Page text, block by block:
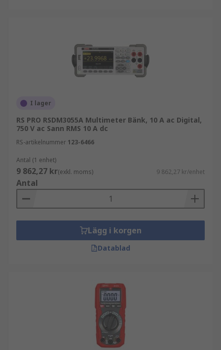
När du väljer multimeter är det viktigt att ta
hänsyn till mätområde, säkerhetsklassning och
funktioner. Rätt val säkerställer exakta mätningar
och en säker arbetsmiljö.
I lager
RS PRO RSDM3055A Multimeter Bänk, 10 A ac Digital,
750 V ac Sann RMS 10 A dc
RS-artikelnummer 123-6466
Antal (1 enhet)
9 862,27 kr(exkl. moms) 9 862,27 kr/enhet
Antal
Lägg i korgen
Datablad